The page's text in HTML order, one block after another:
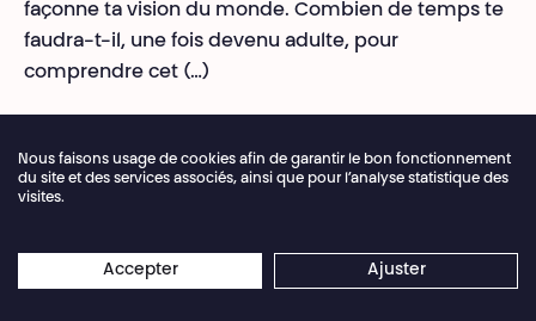
façonne ta vision du monde. Combien de temps te
faudra-t-il, une fois devenu adulte, pour
comprendre cet (…)
16.08.2026Les réservations en ligne restent
ouvertes 24/7
Nous faisons usage de cookies afin de garantir le bon fonctionnement
du site et des services associés, ainsi que pour l’analyse statistique des
visites.
Accepter Ajuster